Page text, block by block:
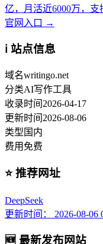
亿，月活近6000万，支
官网入口 →
ℹ️ 站点信息
域名writingo.net
分类AI写作工具
收录时间 2026-04-17
更新时间 2026-08-06
类型 国内
费用 免费
⭐ 推荐网址
DeepSeek
更新时间： 2026-08-06
🆕 最新发布网站